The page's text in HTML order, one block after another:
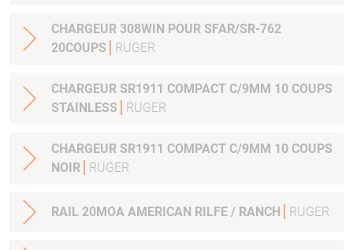
CHARGEUR 308WIN POUR SFAR/SR-762
20COUPS
RUGER
CHARGEUR SR1911 COMPACT C/9MM 10 COUPS
STAINLESS
RUGER
CHARGEUR SR1911 COMPACT C/9MM 10 COUPS
NOIR
RUGER
RAIL 20MOA AMERICAN RILFE / RANCH RUGER